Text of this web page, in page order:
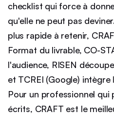
checklist qui force à
qu'elle ne peut pas
plus rapide à retenir,
Format du livrable, CO-
l'audience, RISEN
et TCREI (Google)
Pour un professionnel qui
écrits, CRAFT est le